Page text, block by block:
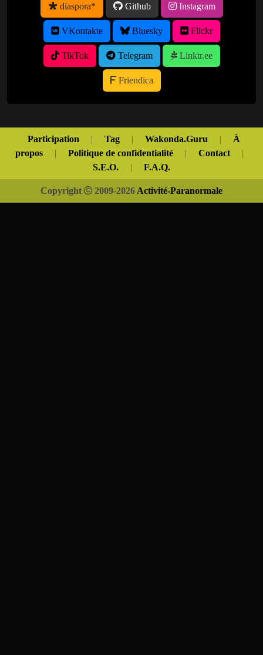
diaspora* Github Instagram
VKontakte Bluesky Flickr
TikTok Telegram Linktr.ee
Friendica
Participation | Tag | Wakonda.Guru |
À
propos
| Politique de confidentialité | Contact
|
S.E.O.
| F.A.Q.
Copyright 2009-2026 Activité-Paranormale